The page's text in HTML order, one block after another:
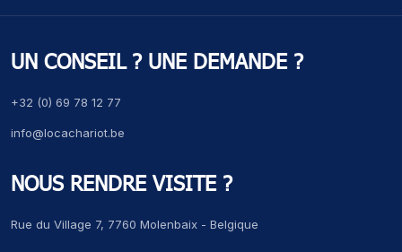
UN CONSEIL ? UNE DEMANDE ?
+32 (0) 69 78 12 77
info@locachariot.be
NOUS RENDRE VISITE ?
Rue du Village 7, 7760 Molenbaix - Belgique